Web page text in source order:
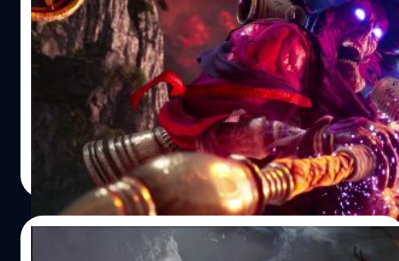
นี้
จากข้อมูลล่าสุดบนหน้าร้านค้า PlayStation Store และ
Microsoft Store ระบุว่าผู้จัดจำหน่าย Devolver Digital และ
ทีมพัฒนา Flying Wild Hog มีแผนจะวางจำหน่ายเกม
Shadow Warrior 3 เวอร์ชัน PlayStation 4, Xbox One และ
PC ในวันที่ 1 มีนาคม 2022 สำหรับผู้ที่สั่งจองเกม Shadow
Warrior 3 ล่วงหน้าในราคา 49.99 ดอลลาร์ (ประมาณ 1,659
บาท) จะได้รับเกม Shadow Warrior และ Shadow Warrior 2
รวมถึงสกิน Katana แบบ Limited Edition สำหรับใช้ในเกม
Shadow Warrior 3 อ้างอิง…
ศุภกร ประเสริฐศิลป์| 1661 days ago
Read More